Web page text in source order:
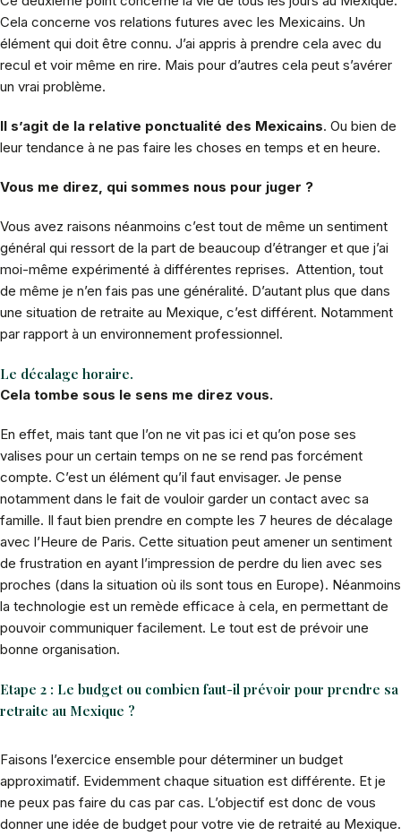
Cela concerne vos relations futures avec les Mexicains. Un
élément qui doit être connu. J’ai appris à prendre cela avec du
recul et voir même en rire. Mais pour d’autres cela peut s’avérer
un vrai problème.
Il s’agit de la relative ponctualité des Mexicains. Ou bien de
leur tendance à ne pas faire les choses en temps et en heure.
Vous me direz, qui sommes nous pour juger ?
Vous avez raisons néanmoins c’est tout de même un sentiment
général qui ressort de la part de beaucoup d’étranger et que j’ai
moi-même expérimenté à différentes reprises. Attention, tout
de même je n’en fais pas une généralité. D’autant plus que dans
une situation de retraite au Mexique, c’est différent. Notamment
par rapport à un environnement professionnel.
Le décalage horaire.
Cela tombe sous le sens me direz vous.
En effet, mais tant que l’on ne vit pas ici et qu’on pose ses
valises pour un certain temps on ne se rend pas forcément
compte. C’est un élément qu’il faut envisager. Je pense
notamment dans le fait de vouloir garder un contact avec sa
famille. Il faut bien prendre en compte les 7 heures de décalage
avec l’Heure de Paris. Cette situation peut amener un sentiment
de frustration en ayant l’impression de perdre du lien avec ses
proches (dans la situation où ils sont tous en Europe). Néanmoins
la technologie est un remède efficace à cela, en permettant de
pouvoir communiquer facilement. Le tout est de prévoir une
bonne organisation.
Etape 2 : Le budget ou combien faut-il prévoir pour prendre sa
retraite au Mexique ?
Faisons l’exercice ensemble pour déterminer un budget
approximatif. Evidemment chaque situation est différente. Et je
ne peux pas faire du cas par cas. L’objectif est donc de vous
donner une idée de budget pour votre vie de retraité au Mexique.